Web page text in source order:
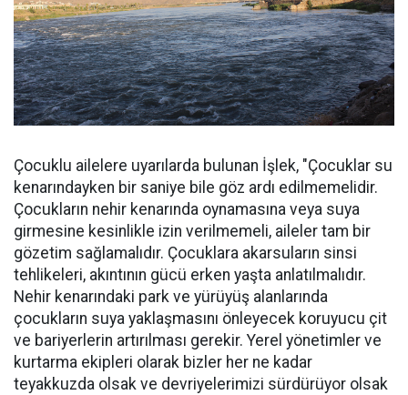
Çocuklu ailelere uyarılarda bulunan İşlek, "Çocuklar su
kenarındayken bir saniye bile göz ardı edilmemelidir.
Çocukların nehir kenarında oynamasına veya suya
girmesine kesinlikle izin verilmemeli, aileler tam bir
gözetim sağlamalıdır. Çocuklara akarsuların sinsi
tehlikeleri, akıntının gücü erken yaşta anlatılmalıdır.
Nehir kenarındaki park ve yürüyüş alanlarında
çocukların suya yaklaşmasını önleyecek koruyucu çit
ve bariyerlerin artırılması gerekir. Yerel yönetimler ve
kurtarma ekipleri olarak bizler her ne kadar
teyakkuzda olsak ve devriyelerimizi sürdürüyor olsak